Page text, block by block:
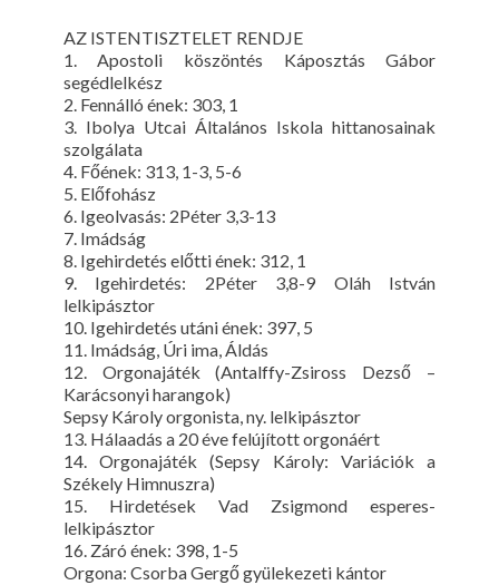
AZ ISTENTISZTELET RENDJE
1. Apostoli köszöntés Káposztás Gábor
segédlelkész
2. Fennálló ének: 303, 1
3. Ibolya Utcai Általános Iskola hittanosainak
szolgálata
4. Főének: 313, 1-3, 5-6
5. Előfohász
6. Igeolvasás: 2Péter 3,3-13
7. Imádság
8. Igehirdetés előtti ének: 312, 1
9. Igehirdetés: 2Péter 3,8-9 Oláh István
lelkipásztor
10. Igehirdetés utáni ének: 397, 5
11. Imádság, Úri ima, Áldás
12. Orgonajáték (Antalffy-Zsiross Dezső –
Karácsonyi harangok)
Sepsy Károly orgonista, ny. lelkipásztor
13. Hálaadás a 20 éve felújított orgonáért
14. Orgonajáték (Sepsy Károly: Variációk a
Székely Himnuszra)
15. Hirdetések Vad Zsigmond esperes-
lelkipásztor
16. Záró ének: 398, 1-5
Orgona: Csorba Gergő gyülekezeti kántor